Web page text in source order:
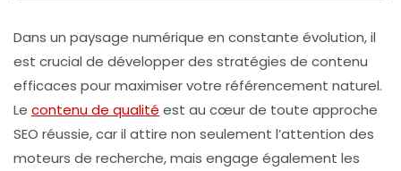
Dans un paysage numérique en constante évolution, il
est crucial de développer des stratégies de contenu
efficaces pour maximiser votre référencement naturel.
Le contenu de qualité est au cœur de toute approche
SEO réussie, car il attire non seulement l’attention des
moteurs de recherche, mais engage également les